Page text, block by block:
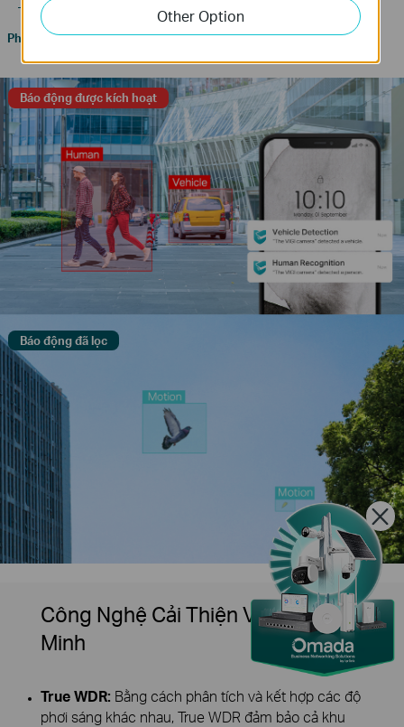
Phân Loại Con Người
Chỉ Phân Loại Con
Báo động được kích hoạt
Báo động đã lọc
Công Nghệ Cải Thiện Video Thông
Minh
True WDR: Bằng cách phân tích và kết hợp các độ
phơi sáng khác nhau, True WDR đảm bảo cả khu
Other Option